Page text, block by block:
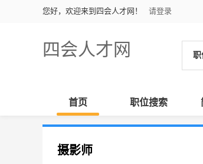
您好，欢迎来到四会人才网！ 请登录
四会人才网 职
首页 职位搜索
摄影师